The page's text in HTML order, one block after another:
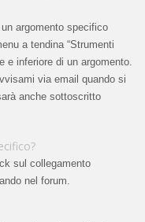
argomento specifico
a tendina “Strumenti
e inferiore di un argomento.
via email quando si
anche sottoscritto
sul collegamento
nel forum.